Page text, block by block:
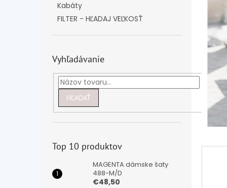
Kabáty
FILTER - HĽADAJ VEĽKOSŤ
Vyhľadávanie
HĽADAŤ
Top 10 produktov
MAGENTA dámske šaty
488-M/D
€48,50